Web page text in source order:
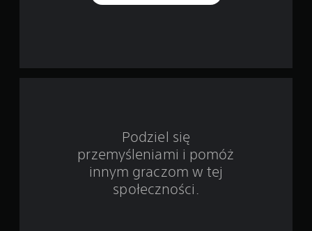
t
Podziel się
przemyśleniami i pomóż
innym graczom w tej
społeczności.